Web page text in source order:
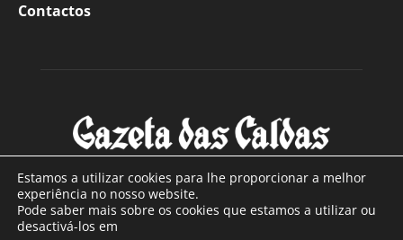
Contactos
SOBRE NÓS
Estamos a utilizar cookies para lhe proporcionar a melhor
experiência no nosso website.
Pode saber mais sobre os cookies que estamos a utilizar ou
desactivá-los em